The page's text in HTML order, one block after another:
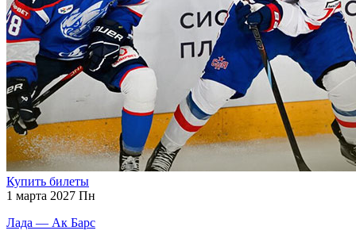
Купить билеты
1 марта 2027 Пн
Лада — Ак Барс